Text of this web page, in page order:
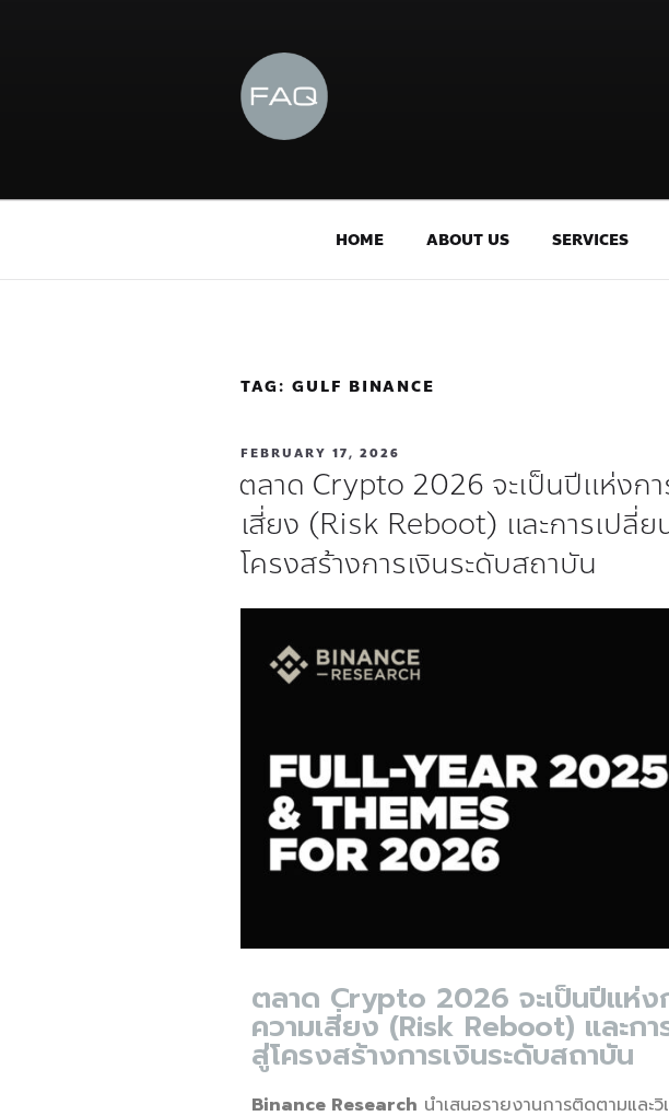
HOME ABOUT US SERVICES
TAG: GULF BINANCE
FEBRUARY 17, 2026
ตลาด Crypto 2026 จะเป็นปีแห่งก
เสี่ยง (Risk Reboot) และการเปลี่
โครงสร้างการเงินระดับสถาบัน
ตลาด Crypto 2026 จะเป็นปีแห่ง
ความเสี่ยง (Risk Reboot) และกา
สู่โครงสร้างการเงินระดับสถาบัน
Binance Research นำเสนอรายงานการติดตามและวิ